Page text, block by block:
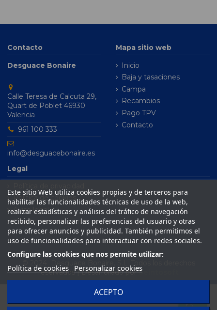
Contacto
Desguace Bonaire
Calle Teresa de Calcuta 29,
Quart de Poblet 46930
Valencia
961 100 333
info@desguacebonaire.es
Mapa sitio web
Inicio
Baja y tasaciones
Campa
Recambios
Pago TPV
Contacto
Legal
Política de cookies
Aviso legal
Condiciones de venta
Este sitio Web utiliza cookies propias y de terceros para
habilitar las funcionalidades técnicas de uso de la web,
realizar estadísticas y análisis del tráfico de navegación
recibido, personalizar las preferencias del usuario y otras
para ofrecer anuncios y publicidad. También permitimos el
uso de funcionalidades para interactuar con redes sociales.
Configure las cookies que nos permite utilizar:
Política de cookies Personalizar cookies
ACEPTO
reservados | Desarrollado porSeintosoft